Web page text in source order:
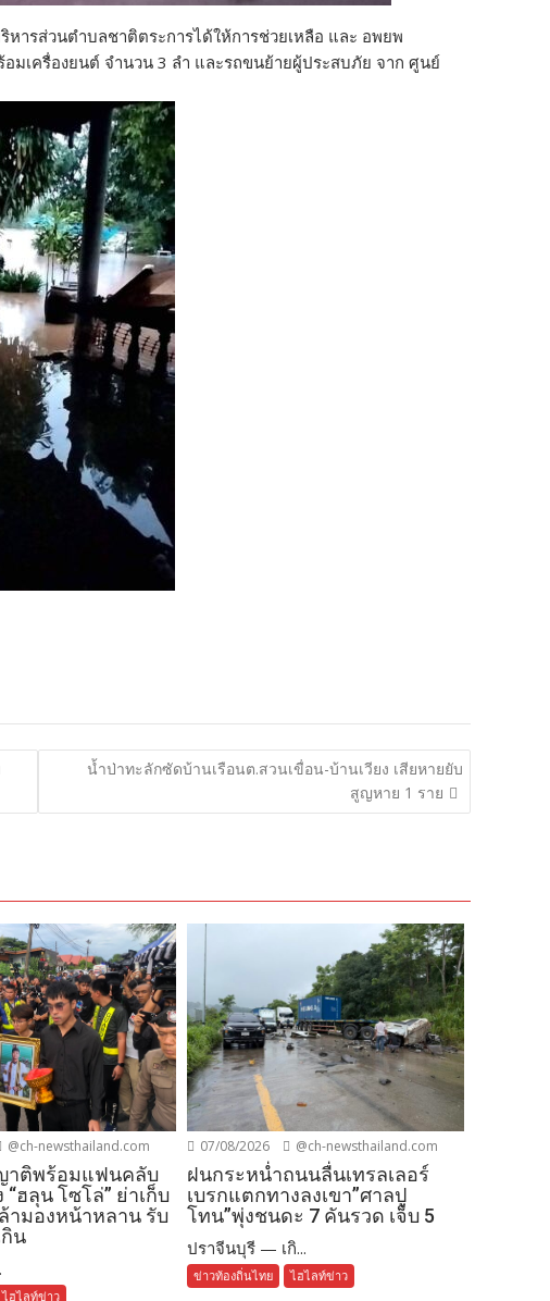
ารส่วนตำบลชาติตระการได้ให้การช่วยเหลือ และ อพยพ
มเครื่องยนต์ จำนวน 3 ลำ และรถขนย้ายผู้ประสบภัย จาก ศูนย์
น้ำป่าทะลักซัดบ้านเรือนต.สวนเขื่อน-บ้านเวียง เสียหายยับ
สูญหาย 1 ราย
@ch-newsthailand.com
าติพร้อมแฟนคลับ
ฮลุน โซโล่” ย่าเก็บ
ามองหน้าหลาน รับ
กิน
ไฮไลท์ข่าว
07/08/2026 @ch-newsthailand.com
ฝนกระหน่ำถนนลื่นเทรลเลอร์
เบรกแตกทางลงเขา”ศาลปู
โทน”พุ่งชนดะ 7 คันรวด เจ็บ 5
ปราจีนบุรี — เกิ...
ข่าวท้องถิ่นไทย ไฮไลท์ข่าว